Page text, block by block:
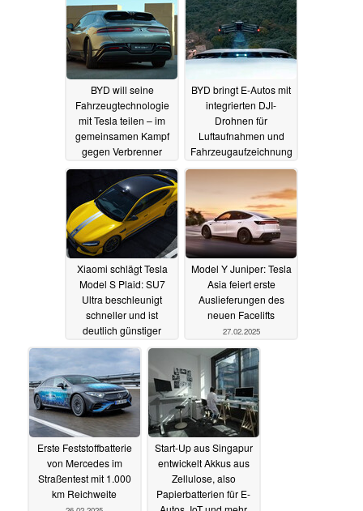
BYD will seine
Fahrzeugtechnologie
mit Tesla teilen – im
gemeinsamen Kampf
gegen Verbrenner
05.03.2025
BYD bringt E-Autos mit
integrierten DJI-
Drohnen für
Luftaufnahmen und
Fahrzeugaufzeichnung
01.03.2025
Xiaomi schlägt Tesla
Model S Plaid: SU7
Ultra beschleunigt
schneller und ist
deutlich günstiger
01.03.2025
Model Y Juniper: Tesla
Asia feiert erste
Auslieferungen des
neuen Facelifts
27.02.2025
Erste Feststoffbatterie
von Mercedes im
Straßentest mit 1.000
km Reichweite
Start-Up aus Singapur
entwickelt Akkus aus
Zellulose, also
Papierbatterien für E-